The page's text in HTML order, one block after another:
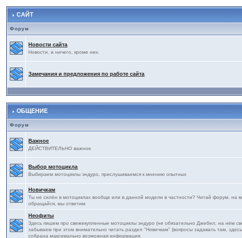
САЙТ
Форум
Новости сайта
Новости, и ничего, кроме них.
Замечания и предложения по работе сайта
ОБЩЕНИЕ
Форум
Важное
ДЕЙСТВИТЕЛЬНО важное
Выбор мотоцикла
Выбираем мотоциклы эндуро, прислушиваемся к мнению опытных
Новичкам
Ты не силён в мотоциклах вообще или в данной модели в частности? Читай форум, на
обращайся, мы ответим
Неофиты
Здесь пишем про свежекупленные мотоциклы эндуро (не обязательно Джебел, на нём
забываем при этом внимательно читать раздел "Новичкам" (вопросы задавать там,
собрана максимально возможная информация.